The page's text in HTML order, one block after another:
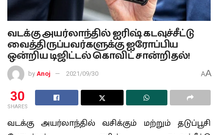
வடக்கு அயர்லாந்தில் ஐரிஷ் கடவுச்சீட்டு
வைத்திருப்பவர்களுக்கு ஐரோப்பிய
ஒன்றிய டிஜிட்டல் கொவிட் சான்றிதல்!
by Anoj 2021/09/30 AA
30
SHARES
வடக்கு அயர்லாந்தில் வசிக்கும் மற்றும் தடுப்பூசி